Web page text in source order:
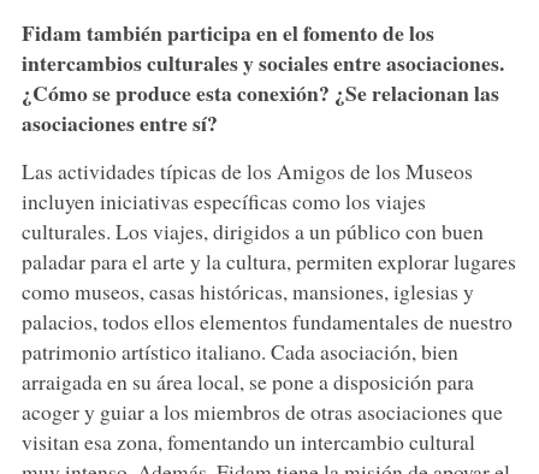
Fidam también participa en el fomento de los
intercambios culturales y sociales entre asociaciones.
¿Cómo se produce esta conexión? ¿Se relacionan las
asociaciones entre sí?
Las actividades típicas de los Amigos de los Museos
incluyen iniciativas específicas como los viajes
culturales. Los viajes, dirigidos a un público con buen
paladar para el arte y la cultura, permiten explorar lugares
como museos, casas históricas, mansiones, iglesias y
palacios, todos ellos elementos fundamentales de nuestro
patrimonio artístico italiano. Cada asociación, bien
arraigada en su área local, se pone a disposición para
acoger y guiar a los miembros de otras asociaciones que
visitan esa zona, fomentando un intercambio cultural